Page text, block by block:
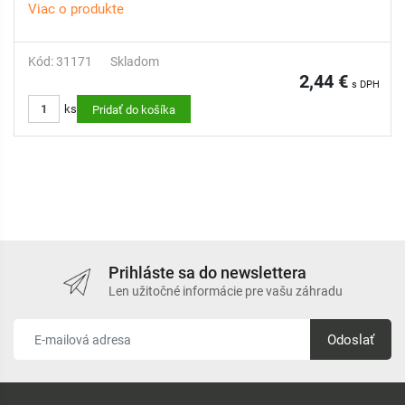
Viac o produkte
Kód: 31171 Skladom
2,44 € s DPH
ks Pridať do košíka
Prihláste sa do newslettera
Len užitočné informácie pre vašu záhradu
Odoslať